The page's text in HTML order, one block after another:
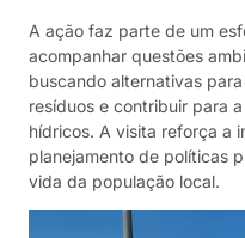
A ação faz parte de um
acompanhar questões
buscando alternativas
resíduos e contribuir para
hídricos. A visita reforça a
planejamento de políticas
vida da população local.